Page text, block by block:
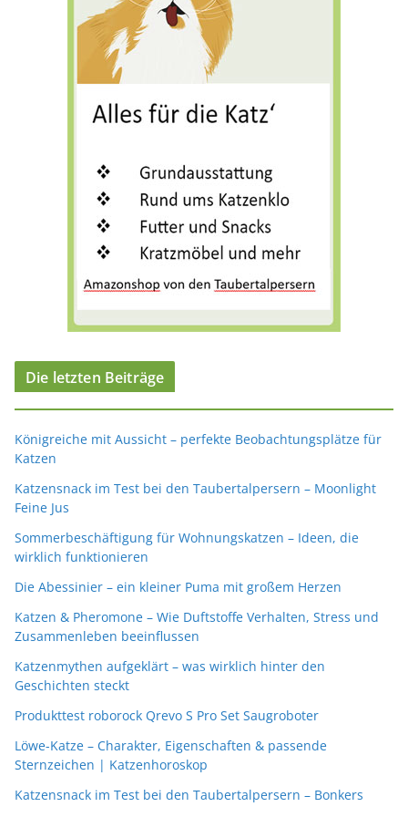
Die letzten Beiträge
Königreiche mit Aussicht – perfekte Beobachtungsplätze für
Katzen
Katzensnack im Test bei den Taubertalpersern – Moonlight
Feine Jus
Sommerbeschäftigung für Wohnungskatzen – Ideen, die
wirklich funktionieren
Die Abessinier – ein kleiner Puma mit großem Herzen
Katzen & Pheromone – Wie Duftstoffe Verhalten, Stress und
Zusammenleben beeinflussen
Katzenmythen aufgeklärt – was wirklich hinter den
Geschichten steckt
Produkttest roborock Qrevo S Pro Set Saugroboter
Löwe-Katze – Charakter, Eigenschaften & passende
Sternzeichen | Katzenhoroskop
Katzensnack im Test bei den Taubertalpersern – Bonkers